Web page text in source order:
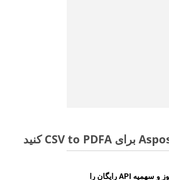
ایجاد کنید تا جزئیات مجوز و سهمیه API رایگان را